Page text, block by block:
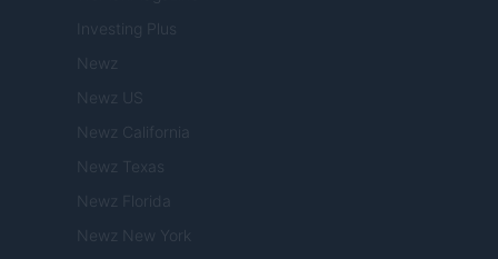
Investing Plus
Newz
Newz US
Newz California
Newz Texas
Newz Florida
Newz New York